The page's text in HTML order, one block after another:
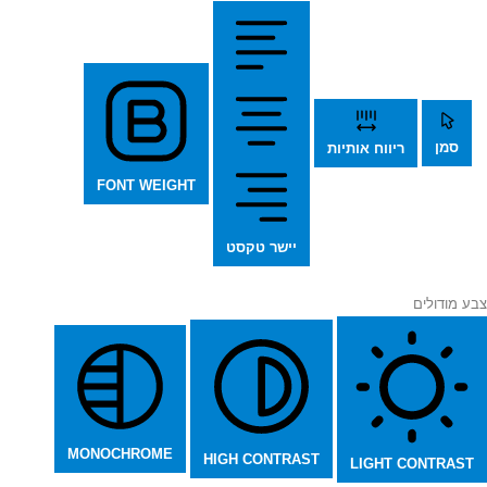
סמן ריווח אותיות
יישר טקסט
FONT WEIGHT
צבע מודולים
LIGHT CONTRAST
HIGH CONTRAST
MONOCHROME